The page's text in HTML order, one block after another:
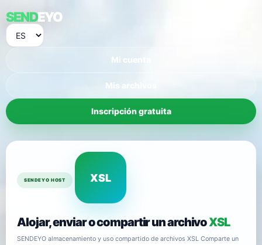
SENDEYO
Mi cuenta
Mis archivos
Inscripción gratuita
SENDEYO HOST XSL
Alojar, enviar o compartir un archivoXSL
SENDEYO almacenamiento y uso compartido de archivos XSL Comparte un